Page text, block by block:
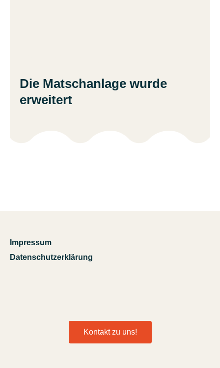
Die Matschanlage wurde
erweitert
Impressum
Datenschutzerklärung
Kontakt zu uns!